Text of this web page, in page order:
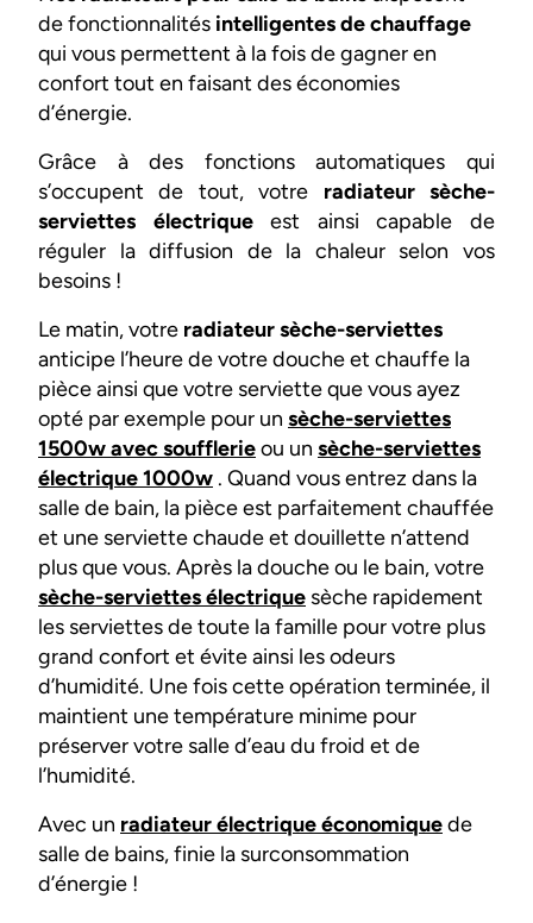
de fonctionnalités intelligentes de chauffage
qui vous permettent à la fois de gagner en
confort tout en faisant des économies
d’énergie.
Grâce à des fonctions automatiques qui
s’occupent de tout, votre radiateur sèche-
serviettes électriqueest ainsi capable de
réguler la diffusion de la chaleur selon vos
besoins !
Le matin, votre radiateur sèche-serviettes
anticipe l’heure de votre douche et chauffe la
pièce ainsi que votre serviette que vous ayez
opté par exemple pour un sèche-serviettes
1500w avec soufflerieou un sèche-serviettes
électrique 1000w . Quand vous entrez dans la
salle de bain, la pièce est parfaitement chauffée
et une serviette chaude et douillette n’attend
plus que vous. Après la douche ou le bain, votre
sèche-serviettes électrique sèche rapidement
les serviettes de toute la famille pour votre plus
grand confort et évite ainsi les odeurs
d’humidité. Une fois cette opération terminée, il
maintient une température minime pour
préserver votre salle d’eau du froid et de
l’humidité.
Avec un radiateur électrique économiquede
salle de bains, finie la surconsommation
d’énergie !